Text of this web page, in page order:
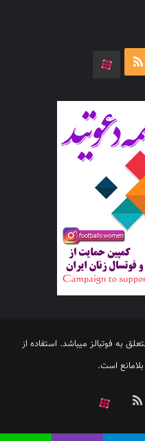
خوراک
به فوتبالز میباشد. استفاده از
است.
خوراک